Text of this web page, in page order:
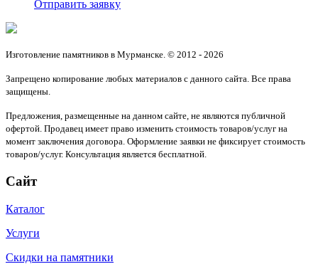
Отправить заявку
Изготовление памятников в Мурманске. © 2012 - 2026
Запрещено копирование любых материалов с данного сайта. Все права
защищены.
Предложения, размещенные на данном сайте, не являются публичной
офертой. Продавец имеет право изменить стоимость товаров/услуг на
момент заключения договора. Оформление заявки не фиксирует стоимость
товаров/услуг. Консультация является бесплатной.
Сайт
Каталог
Услуги
Скидки на памятники